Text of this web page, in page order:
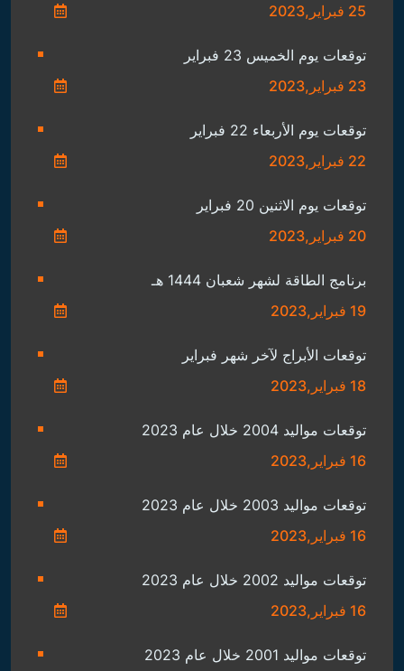
25 فبراير,2023
توقعات يوم الخميس 23 فبراير
23 فبراير,2023
توقعات يوم الأربعاء 22 فبراير
22 فبراير,2023
توقعات يوم الاثنين 20 فبراير
20 فبراير,2023
برنامج الطاقة لشهر شعبان 1444 هـ
19 فبراير,2023
توقعات الأبراج لآخر شهر فبراير
18 فبراير,2023
توقعات مواليد 2004 خلال عام 2023
16 فبراير,2023
توقعات مواليد 2003 خلال عام 2023
16 فبراير,2023
توقعات مواليد 2002 خلال عام 2023
16 فبراير,2023
توقعات مواليد 2001 خلال عام 2023